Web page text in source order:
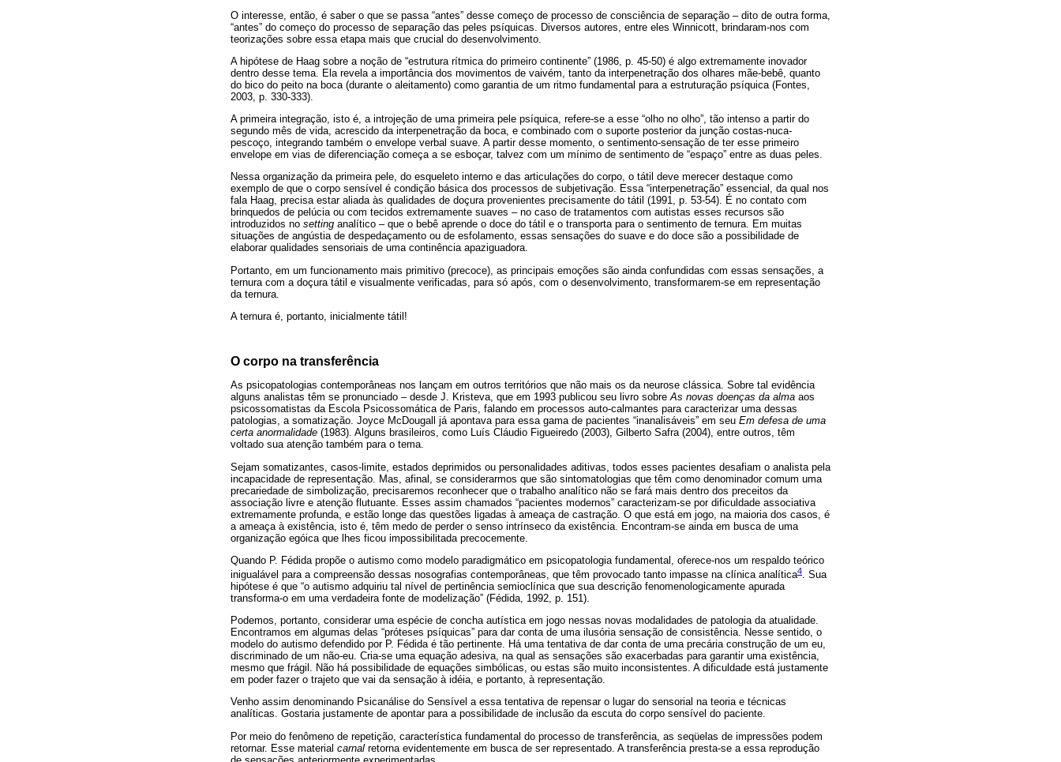
O interesse, então, é saber o que se passa “antes” desse começo de processo de consciência de separação – dito de outra forma,
“antes” do começo do processo de separação das peles psíquicas. Diversos autores, entre eles Winnicott, brindaram-nos com
teorizações sobre essa etapa mais que crucial do desenvolvimento.
A hipótese de Haag sobre a noção de “estrutura rítmica do primeiro continente” (1986, p. 45-50) é algo extremamente inovador
dentro desse tema. Ela revela a importância dos movimentos de vaivém, tanto da interpenetração dos olhares mãe-bebê, quanto
do bico do peito na boca (durante o aleitamento) como garantia de um ritmo fundamental para a estruturação psíquica (Fontes,
2003, p. 330-333).
A primeira integração, isto é, a introjeção de uma primeira pele psíquica, refere-se a esse “olho no olho”, tão intenso a partir do
segundo mês de vida, acrescido da interpenetração da boca, e combinado com o suporte posterior da junção costas-nuca-
pescoço, integrando também o envelope verbal suave. A partir desse momento, o sentimento-sensação de ter esse primeiro
envelope em vias de diferenciação começa a se esboçar, talvez com um mínimo de sentimento de “espaço” entre as duas peles.
Nessa organização da primeira pele, do esqueleto interno e das articulações do corpo, o tátil deve merecer destaque como
exemplo de que o corpo sensível é condição básica dos processos de subjetivação. Essa “interpenetração” essencial, da qual nos
fala Haag, precisa estar aliada às qualidades de doçura provenientes precisamente do tátil (1991, p. 53-54). É no contato com
brinquedos de pelúcia ou com tecidos extremamente suaves – no caso de tratamentos com autistas esses recursos são
introduzidos no setting analítico – que o bebê aprende o doce do tátil e o transporta para o sentimento de ternura. Em muitas
situações de angústia de despedaçamento ou de esfolamento, essas sensações do suave e do doce são a possibilidade de
elaborar qualidades sensoriais de uma continência apaziguadora.
Portanto, em um funcionamento mais primitivo (precoce), as principais emoções são ainda confundidas com essas sensações, a
ternura com a doçura tátil e visualmente verificadas, para só após, com o desenvolvimento, transformarem-se em representação
da ternura.
A ternura é, portanto, inicialmente tátil!
O corpo na transferência
As psicopatologias contemporâneas nos lançam em outros territórios que não mais os da neurose clássica. Sobre tal evidência
alguns analistas têm se pronunciado – desde J. Kristeva, que em 1993 publicou seu livro sobreAs novas doenças da alma aos
psicossomatistas da Escola Psicossomática de Paris, falando em processos auto-calmantes para caracterizar uma dessas
patologias, a somatização. Joyce McDougall já apontava para essa gama de pacientes “inanalisáveis” em seu Em defesa de uma
certa anormalidade (1983). Alguns brasileiros, como Luís Cláudio Figueiredo (2003), Gilberto Safra (2004), entre outros, têm
voltado sua atenção também para o tema.
Sejam somatizantes, casos-limite, estados deprimidos ou personalidades aditivas, todos esses pacientes desafiam o analista pela
incapacidade de representação. Mas, afinal, se considerarmos que são sintomatologias que têm como denominador comum uma
precariedade de simbolização, precisaremos reconhecer que o trabalho analítico não se fará mais dentro dos preceitos da
associação livre e atenção flutuante. Esses assim chamados “pacientes modernos” caracterizam-se por dificuldade associativa
extremamente profunda, e estão longe das questões ligadas à ameaça de castração. O que está em jogo, na maioria dos casos, é
a ameaça à existência, isto é, têm medo de perder o senso intrínseco da existência. Encontram-se ainda em busca de uma
organização egóica que lhes ficou impossibilitada precocemente.
Quando P. Fédida propõe o autismo como modelo paradigmático em psicopatologia fundamental, oferece-nos um respaldo teórico
inigualável para a compreensão dessas nosografias contemporâneas, que têm provocado tanto impasse na clínica analítica4. Sua
hipótese é que “o autismo adquiriu tal nível de pertinência semioclínica que sua descrição fenomenologicamente apurada
transforma-o em uma verdadeira fonte de modelização” (Fédida, 1992, p. 151).
Podemos, portanto, considerar uma espécie de concha autística em jogo nessas novas modalidades de patologia da atualidade.
Encontramos em algumas delas “próteses psíquicas” para dar conta de uma ilusória sensação de consistência. Nesse sentido, o
modelo do autismo defendido por P. Fédida é tão pertinente. Há uma tentativa de dar conta de uma precária construção de um eu,
discriminado de um não-eu. Cria-se uma equação adesiva, na qual as sensações são exacerbadas para garantir uma existência,
mesmo que frágil. Não há possibilidade de equações simbólicas, ou estas são muito inconsistentes. A dificuldade está justamente
em poder fazer o trajeto que vai da sensação à idéia, e portanto, à representação.
Venho assim denominando Psicanálise do Sensível a essa tentativa de repensar o lugar do sensorial na teoria e técnicas
analíticas. Gostaria justamente de apontar para a possibilidade de inclusão da escuta do corpo sensível do paciente.
Por meio do fenômeno de repetição, característica fundamental do processo de transferência, as seqüelas de impressões podem
retornar. Esse material carnal retorna evidentemente em busca de ser representado. A transferência presta-se a essa reprodução